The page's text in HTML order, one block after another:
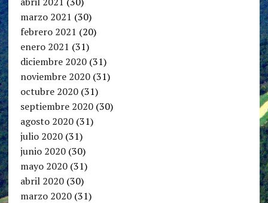
marzo 2021 (30)
febrero 2021 (20)
enero 2021 (31)
diciembre 2020(31)
noviembre 2020(31)
octubre 2020(31)
septiembre 2020(30)
agosto 2020(31)
julio 2020(31)
junio 2020(30)
mayo 2020(31)
abril 2020(30)
marzo 2020(31)